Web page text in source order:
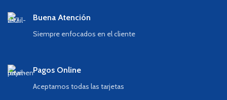
Buena Atención
Siempre enfocados en el cliente
Pagos Online
Aceptamos todas las tarjetas